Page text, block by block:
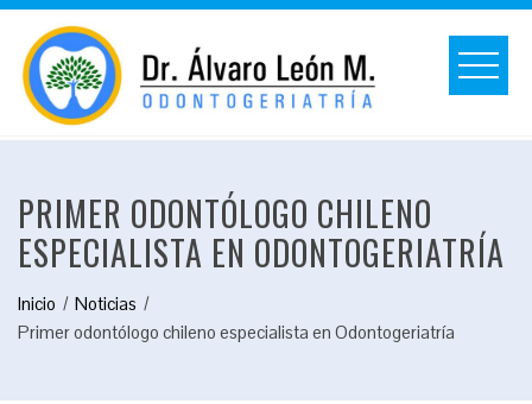
Saltar
contenido
PRIMER ODONTÓLOGO CHILENO
ESPECIALISTA EN ODONTOGERIATRÍA
Inicio
Noticias
Primer odontólogo chileno especialista en Odontogeriatría